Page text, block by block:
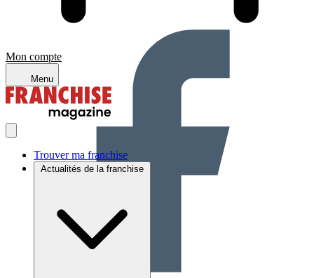
Mon compte
Menu
Trouver ma franchise
Actualités de la franchise